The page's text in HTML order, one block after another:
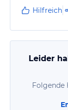
Hilfreich
Leider
Folgende